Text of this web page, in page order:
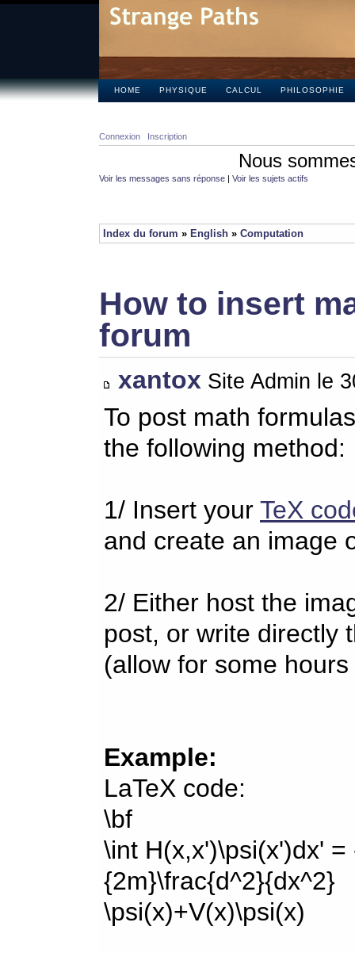
HOME PHYSIQUE CALCUL PHILOSOPHIE
Connexion Inscription
Nous
Voir les messages sans réponse | Voir les sujets actifs
Index du forum » English » Computation
How to insert
forum
xantox Site Admin le
To post math
the following method:
1/ Insert your TeX
and create an image
2/ Either host the
post, or write directly
(allow for some
Example:
LaTeX code:
\bf
\int H(x,x')\psi(x')dx'
{2m}\frac{d^2}{dx^2}
\psi(x)+V(x)\psi(x)